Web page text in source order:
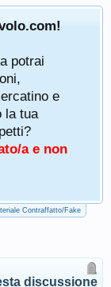
potrai
e
la tua
a e non
Contraffatto/Fake
discussione